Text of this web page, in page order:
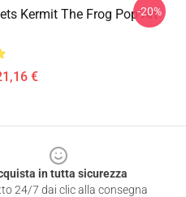
Kermit The Frog Pop Art
€
-20%
in tutta sicurezza
24/7 dai clic alla consegna